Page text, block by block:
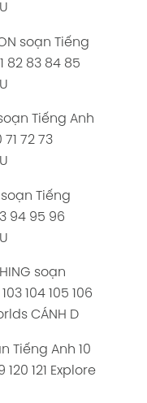
soạn Tiếng
82 83 84 85
Tiếng Anh
72 73
soạn Tiếng
94 95 96
soạn
104 105 106
CÁNH D
Tiếng Anh 10
120 121 Explore